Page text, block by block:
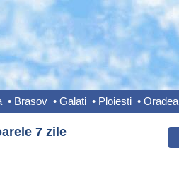
• Brasov • Galati • Ploiesti • Oradea
7 zile